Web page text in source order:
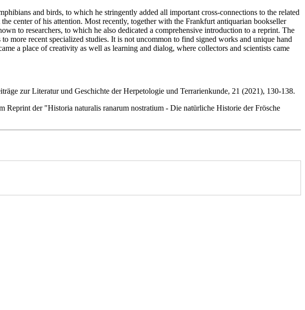
and birds, to which he stringently added all important cross-connections to the related
center of his attention. Most recently, together with the Frankfurt antiquarian bookseller
to researchers, to which he also dedicated a comprehensive introduction to a reprint. The
more recent specialized studies. It is not uncommon to find signed works and unique hand
a place of creativity as well as learning and dialog, where collectors and scientists came
zur Literatur und Geschichte der Herpetologie und Terrarienkunde, 21 (2021), 130-138.
der "Historia naturalis ranarum nostratium - Die natürliche Historie der Frösche